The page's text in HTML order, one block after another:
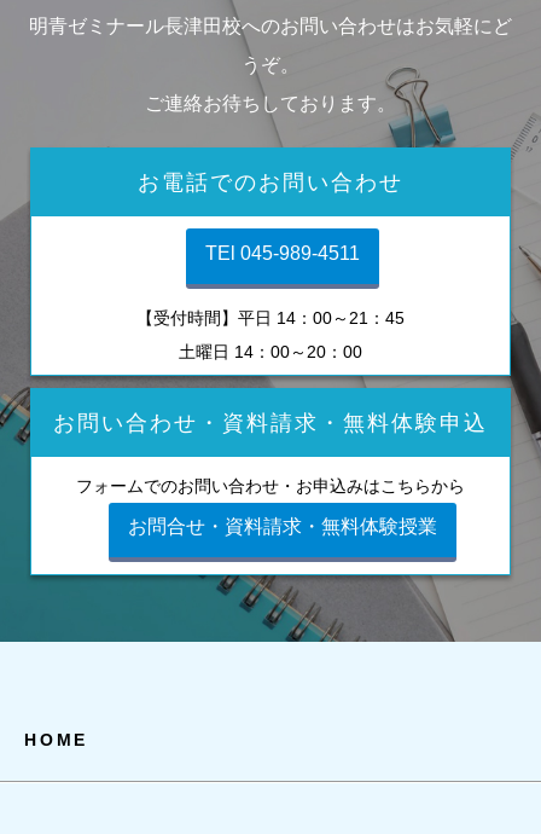
明青ゼミナール長津田校へのお問い合わせはお気軽にど
うぞ。
ご連絡お待ちしております。
お電話でのお問い合わせ
TEl 045-989-4511
【受付時間】平日 14：00～21：45
土曜日 14：00～20：00
お問い合わせ・資料請求・無料体験申込
フォームでのお問い合わせ・お申込みはこちらから
お問合せ・資料請求・無料体験授業
HOME